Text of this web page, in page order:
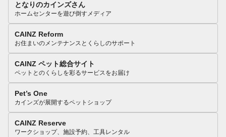
となりのカインズさん
ホームセンターを遊び倒すメディア
CAINZ Reform
お住まいのメンテナンスとくらしのサポート
CAINZ ペット総合サイト
ペットとのくらしを彩るサービスをお届け
Pet’s One
カインズが展開するペットショップ
CAINZ Reserve
ワークショップ、施設予約、工具レンタル